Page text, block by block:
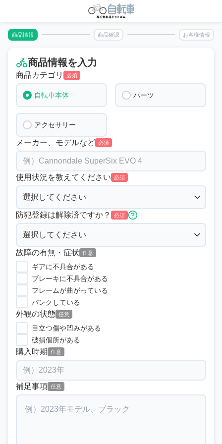
商品情報 商品確認 お客様情報
商品情報を入力
商品カテゴリ 必須
自転車本体 パーツ
アクセサリー
メーカー、モデルなど 必須
使用状況を教えてください 必須
防犯登録は解除済ですか？ 必須
故障の有無・症状 任意
ギアに不具合がある
ブレーキに不具合がある
フレームが曲がっている
パンクしている
外観の状態 任意
目立つ傷や凹みがある
破損個所がある
購入時期 任意
補足事項 任意